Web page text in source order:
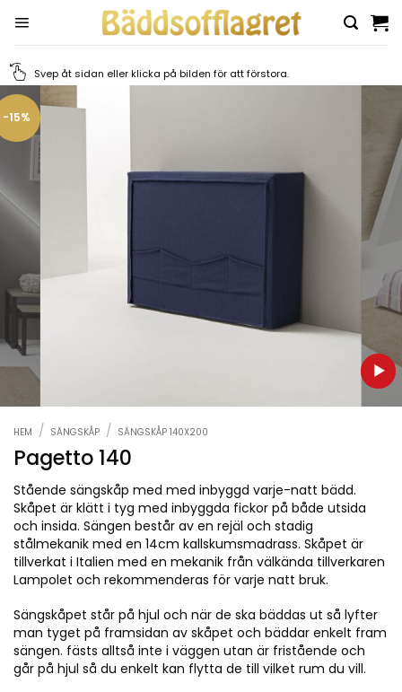
Svep åt sidan eller klicka på bilden för att förstora.
-15%
HEM / SÄNGSKÅP / SÄNGSKÅP 140X200
Pagetto 140
Stående sängskåp med med inbyggd varje-natt bädd.
Skåpet är klätt i tyg med inbyggda fickor på både utsida
och insida. Sängen består av en rejäl och stadig
stålmekanik med en 14cm kallskumsmadrass. Skåpet är
tillverkat i Italien med en mekanik från välkända tillverkaren
Lampolet och rekommenderas för varje natt bruk.
Sängskåpet står på hjul och när de ska bäddas ut så lyfter
man tyget på framsidan av skåpet och bäddar enkelt fram
sängen. fästs alltså inte i väggen utan är fristående och
går på hjul så du enkelt kan flytta de till vilket rum du vill.